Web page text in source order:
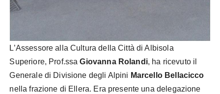
L’Assessore alla Cultura della Città di Albisola
Superiore, Prof.ssaGiovanna Rolandi, ha ricevuto il
Generale di Divisione degli Alpini Marcello Bellacicco
nella frazione di Ellera. Era presente una delegazione